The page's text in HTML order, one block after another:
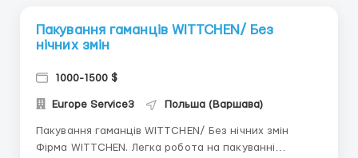
Пакування гаманців WITTCHEN/ Без
нічних змін
1000-1500 $
Europe Service3 Польша (Варшава)
Пакування гаманців WITTCHEN/ Без нічних змін
Фірма WITTCHEN. Легка робота на пакуванні